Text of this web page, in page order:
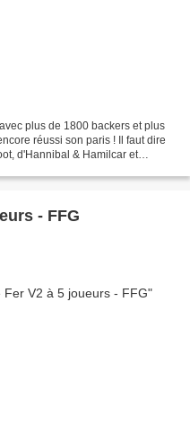
plus de 1800 backers et plus
réussi son paris ! Il faut dire
d'Hannibal & Hamilcar et
- FFG